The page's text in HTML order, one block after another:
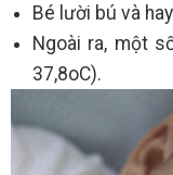
Bé lười bú và
Ngoài ra, một
37,8oC).